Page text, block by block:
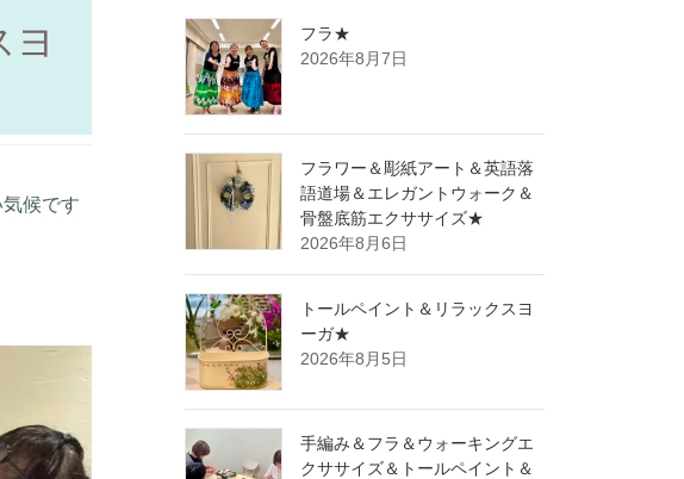
ヨ
候です
フラ★
2026年8月7日
フラワー＆彫紙アート＆英語落
語道場＆エレガントウォーク＆
骨盤底筋エクササイズ★
2026年8月6日
トールペイント＆リラックスヨ
ーガ★
2026年8月5日
手編み＆フラ＆ウォーキングエ
クササイズ＆トールペイント＆